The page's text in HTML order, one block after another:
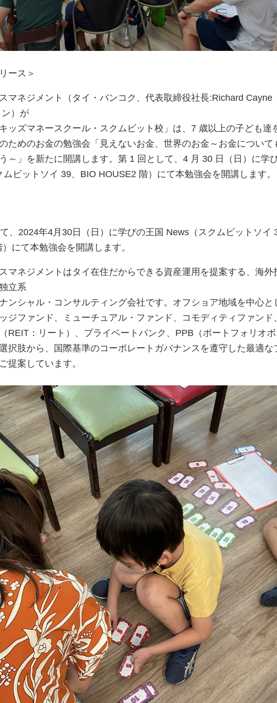
ース＞
マネジメント（タイ・バンコク、代表取締役社長:Richard Cayne
）が
ッズマネースクール・スクムビット校」は、7 歳以上の子ども達
ためのお金の勉強会「見えないお金、世界のお金～お金について
～」を新たに開講します。第 1 回として、4 月 30 日（日）に学
ムビットソイ 39、BIO HOUSE2 階）にて本勉強会を開講します。
、2024年4月30日（日）に学びの王国 News（スクムビットソイ
にて本勉強会を開講します。
マネジメントはタイ在住だからできる資産運用を提案する、海外
立系
ンシャル・コンサルティング会社です。オフショア地域を中心と
ジファンド、ミューチュアル・ファンド、コモディティファンド
REIT：リート）、プライベートバンク、PPB（ポートフォリオボ
択肢から、国際基準のコーポレートガバナンスを遵守した最適な
提案しています。